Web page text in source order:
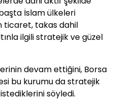
İslam ülkeleri
ticaret, takas dahil
ilgili stratejik ve güzel
devam ettiğini, Borsa
bu kurumu da stratejik
söyledi.